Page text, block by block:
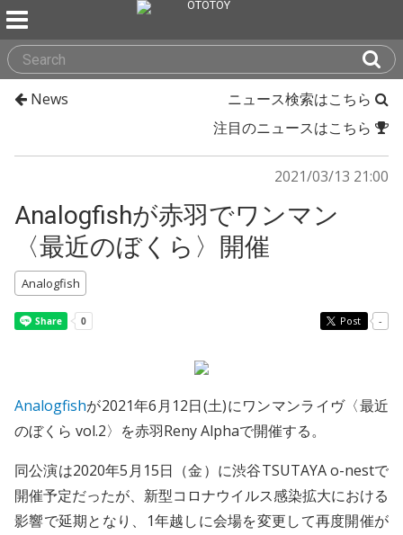
News
ニュース検索はこちら
注目のニュースはこちら
2021/03/13 21:00
Analogfishが赤羽でワンマン
〈最近のぼくら〉開催
Analogfish
Post -
Analogfishが2021年6月12日(土)にワンマンライヴ〈最近
のぼくら vol.2〉を赤羽Reny Alphaで開催する。
同公演は2020年5月15日（金）に渋谷TSUTAYA o-nestで
開催予定だったが、新型コロナウイルス感染拡大における
影響で延期となり、1年越しに会場を変更して再度開催が